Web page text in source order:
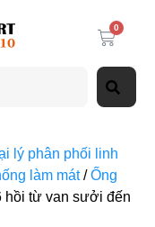
0
lý phân phối linh
làm mát/Ống
hồi từ van sưởi đến